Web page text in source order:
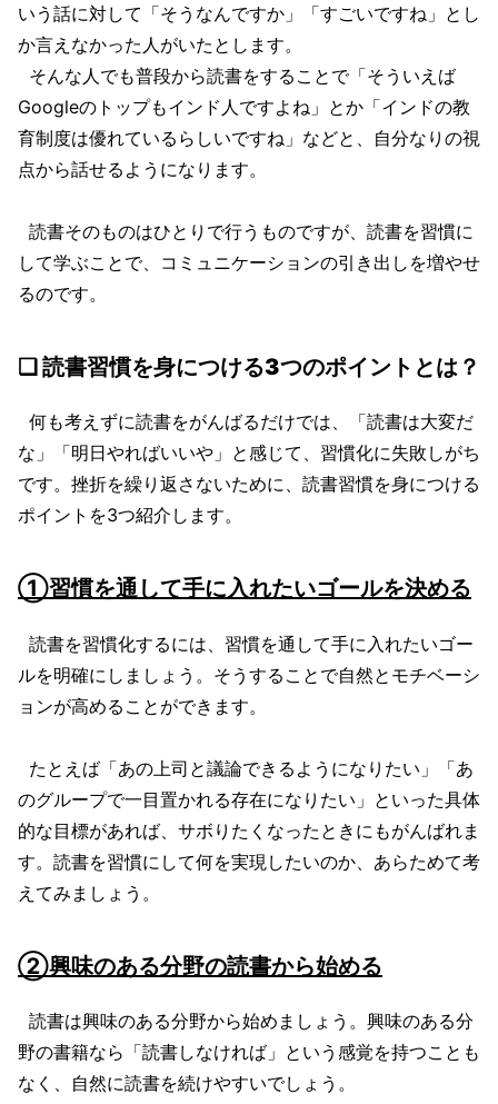
いう話に対して「そうなんですか」「すごいですね」とし
か言えなかった人がいたとします。
そんな人でも普段から読書をすることで「そういえば
Googleのトップもインド人ですよね」とか「インドの教
育制度は優れているらしいですね」などと、自分なりの視
点から話せるようになります。
読書そのものはひとりで行うものですが、読書を習慣に
して学ぶことで、コミュニケーションの引き出しを増やせ
るのです。
❏ 読書習慣を身につける3つのポイントとは？
何も考えずに読書をがんばるだけでは、「読書は大変だ
な」「明日やればいいや」と感じて、習慣化に失敗しがち
です。挫折を繰り返さないために、読書習慣を身につける
ポイントを3つ紹介します。
①習慣を通して手に入れたいゴールを決める
読書を習慣化するには、習慣を通して手に入れたいゴー
ルを明確にしましょう。そうすることで自然とモチベーシ
ョンが高めることができます。
たとえば「あの上司と議論できるようになりたい」「あ
のグループで一目置かれる存在になりたい」といった具体
的な目標があれば、サボりたくなったときにもがんばれま
す。読書を習慣にして何を実現したいのか、あらためて考
えてみましょう。
②興味のある分野の読書から始める
読書は興味のある分野から始めましょう。興味のある分
野の書籍なら「読書しなければ」という感覚を持つことも
なく、自然に読書を続けやすいでしょう。